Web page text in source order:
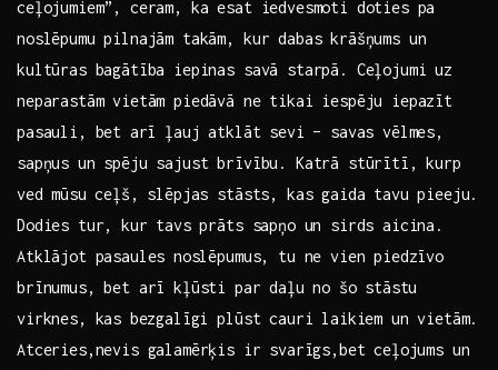
ceļojumiem”, ceram, ka esat iedvesmoti doties pa
noslēpumu pilnajām takām, kur dabas krāšņums un
kultūras bagātība iepinas savā starpā. Ceļojumi uz
neparastām vietām piedāvā ne tikai ‌iespēju iepazīt
pasauli, bet⁤ arī ļauj atklāt ‌sevi – savas vēlmes,
sapņus un spēju‌ sajust brīvību. Katrā stūrītī, kurp
ved⁣ mūsu ceļš, slēpjas stāsts, kas gaida ​tavu⁣ pieeju.⁣
Dodies tur, ​kur⁤ tavs prāts sapņo un sirds aicina.
Atklājot pasaules ⁢noslēpumus, tu ne vien piedzīvo
brīnumus,​ bet arī kļūsti⁤ par ⁤daļu no​ šo stāstu
virknes, kas ⁤bezgalīgi plūst cauri laikiem⁤ un vietām.
Atceries,nevis ‌galamērķis ir ⁤svarīgs,bet ceļojums un